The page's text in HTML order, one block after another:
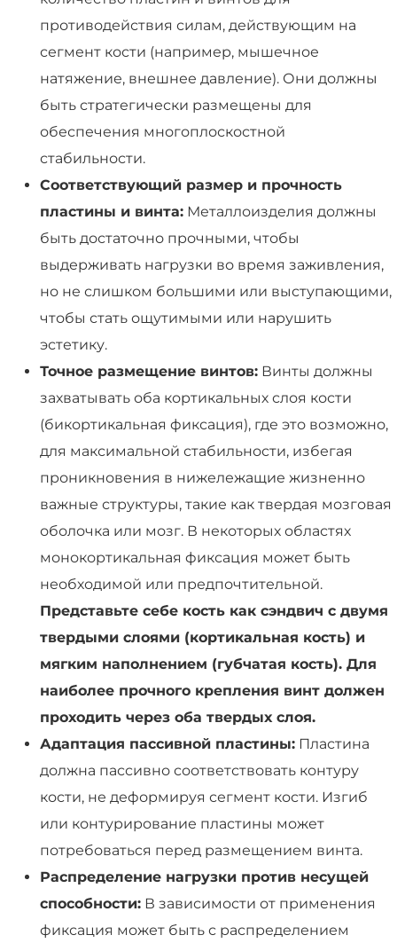
противодействия силам, действующим на
сегмент кости (например, мышечное
натяжение, внешнее давление). Они должны
быть стратегически размещены для
обеспечения многоплоскостной
стабильности.
Соответствующий размер и прочность
пластины и винта: Металлоизделия должны
быть достаточно прочными, чтобы
выдерживать нагрузки во время заживления,
но не слишком большими или выступающими,
чтобы стать ощутимыми или нарушить
эстетику.
Точное размещение винтов: Винты должны
захватывать оба кортикальных слоя кости
(бикортикальная фиксация), где это возможно,
для максимальной стабильности, избегая
проникновения в нижележащие жизненно
важные структуры, такие как твердая мозговая
оболочка или мозг. В некоторых областях
монокортикальная фиксация может быть
необходимой или предпочтительной.
Представьте себе кость как сэндвич с двумя
твердыми слоями (кортикальная кость) и
мягким наполнением (губчатая кость). Для
наиболее прочного крепления винт должен
проходить через оба твердых слоя.
Адаптация пассивной пластины: Пластина
должна пассивно соответствовать контуру
кости, не деформируя сегмент кости. Изгиб
или контурирование пластины может
потребоваться перед размещением винта.
Распределение нагрузки против несущей
способности: В зависимости от применения
фиксация может быть с распределением